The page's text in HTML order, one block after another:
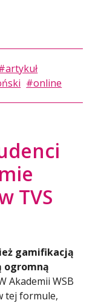
#online
TVS
gamifikacją
ogromną
Akademii WSB
tej formule,